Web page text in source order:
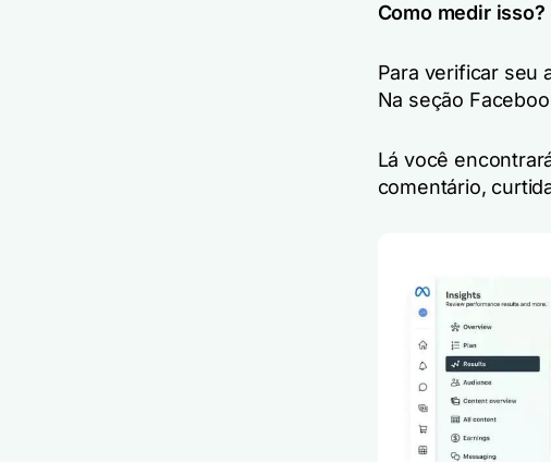
Como medir isso?
Para verificar seu
Na seção
Lá você
comentário,